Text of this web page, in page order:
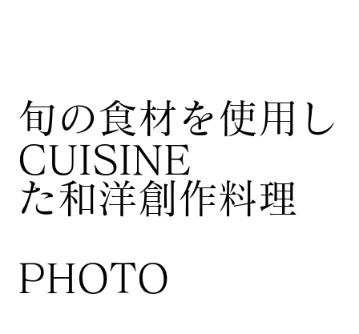
CUISINE
​旬の食材を使用し
た和洋創作料理
​PHOTO